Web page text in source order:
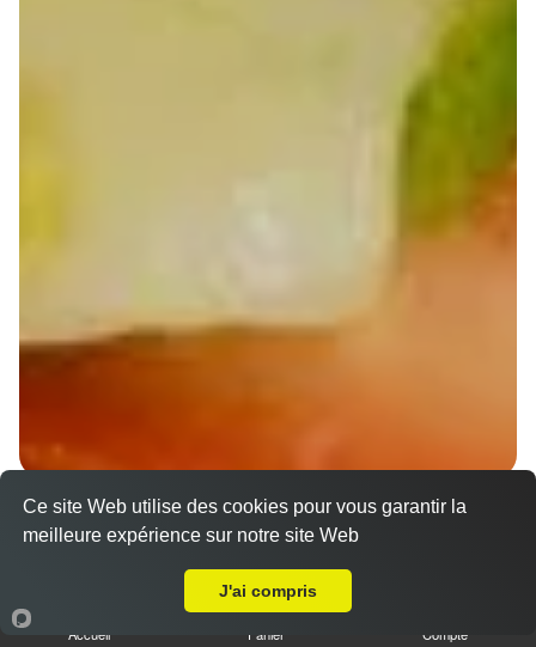
Wraps Chicken
8.50 €
Accueil Panier Compte
Ce site Web utilise des cookies pour vous garantir la
meilleure expérience sur notre site Web
J'ai compris